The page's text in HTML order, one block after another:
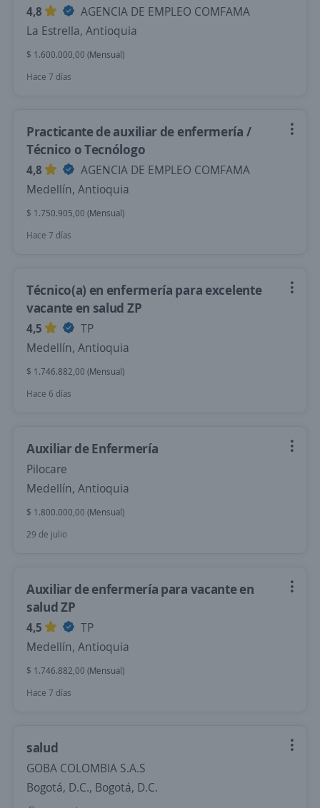
4,8
AGENCIA DE EMPLEO COMFAMA
La Estrella, Antioquia
$ 1.600.000,00 (Mensual)
Hace 7 días
Practicante de auxiliar de enfermería /
Técnico o Tecnólogo
4,8
AGENCIA DE EMPLEO COMFAMA
Medellín, Antioquia
$ 1.750.905,00 (Mensual)
Hace 7 días
Técnico(a) en enfermería para excelente
vacante en salud ZP
4,5
TP
Medellín, Antioquia
$ 1.746.882,00 (Mensual)
Hace 6 días
Auxiliar de Enfermería
Pilocare
Medellín, Antioquia
$ 1.800.000,00 (Mensual)
29 de julio
Auxiliar de enfermería para vacante en
salud ZP
4,5
TP
Medellín, Antioquia
$ 1.746.882,00 (Mensual)
Hace 7 días
salud
GOBA COLOMBIA S.A.S
Bogotá, D.C., Bogotá, D.C.